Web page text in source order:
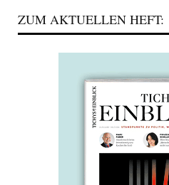
ZUM AKTUELLEN HEFT: